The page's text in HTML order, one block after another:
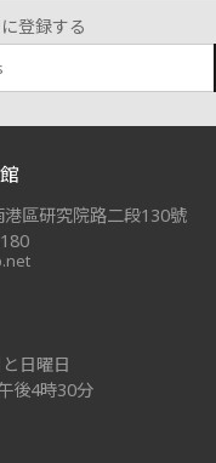
登録する
區研究院路二段130號
日曜日
後4時30分